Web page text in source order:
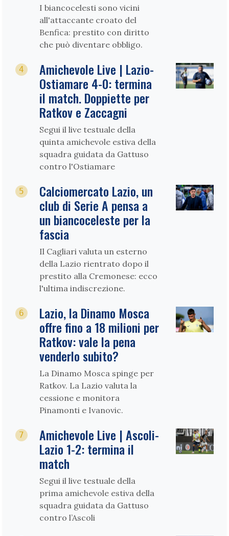
I biancocelesti sono vicini
all'attaccante croato del
Benfica: prestito con diritto
che può diventare obbligo.
4 Amichevole Live | Lazio-
Ostiamare 4-0: termina
il match. Doppiette per
Ratkov e Zaccagni
Segui il live testuale della
quinta amichevole estiva della
squadra guidata da Gattuso
contro l'Ostiamare
5 Calciomercato Lazio, un
club di Serie A pensa a
un biancoceleste per la
fascia
Il Cagliari valuta un esterno
della Lazio rientrato dopo il
prestito alla Cremonese: ecco
l'ultima indiscrezione.
6 Lazio, la Dinamo Mosca
offre fino a 18 milioni per
Ratkov: vale la pena
venderlo subito?
La Dinamo Mosca spinge per
Ratkov. La Lazio valuta la
cessione e monitora
Pinamonti e Ivanovic.
7 Amichevole Live | Ascoli-
Lazio 1-2: termina il
match
Segui il live testuale della
prima amichevole estiva della
squadra guidata da Gattuso
contro l’Ascoli